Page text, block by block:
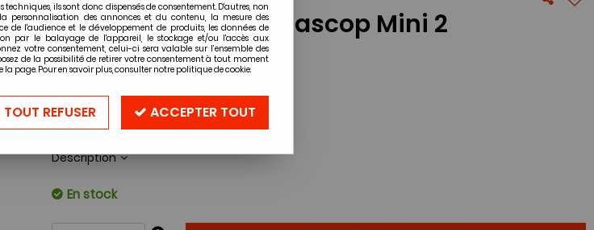
Visioneuse Diapo Diascop Mini 2
Soyez le premier à donner votre avis !
25,90 €TTC
Réf. :VISIODIASCOPMINI2
Description
En stock
techniques, ils sont donc dispensés de consentement. D'autres, non
personnalisation des annonces et du contenu, la mesure des
de l'audience et le développement de produits, les données de
par le balayage de l'appareil, le stockage et/ou l'accès aux
votre consentement, celui-ci sera valable sur l’ensemble des
de la possibilité de retirer votre consentement à tout moment
page. Pour en savoir plus, consulter notre politique de cookie.
TOUT REFUSER ACCEPTER TOUT